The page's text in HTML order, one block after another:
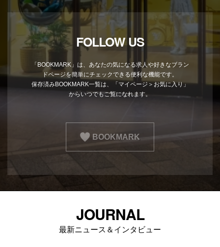
FOLLOW US
「BOOKMARK」は、あなたの気になる求人や好きなブラン
ドページを簡単にチェックできる便利な機能です。
保存済みBOOKMARK一覧は、「マイページ＞お気に入り」
からいつでもご覧になれます。
BOOKMARK
JOURNAL
最新ニュース＆インタビュー